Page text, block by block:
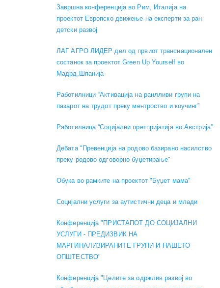
Завршна конференција во Рим, Италија на
проектот Европско движење на експерти за ран
детски развој
ЛАГ АГРО ЛИДЕР дел од првиот транснационален
состанок за проектот Green Up Yourself во
Мадрд,Шпанија
Работилници “Активација на ранлливи групи на
пазарот на трудот преку ментроство и коучинг”
Работилница “Социјални претпријатија во Австрија”
Дебата "Превенција на родово базирано насилство
преку родово одговорно буџетирање"
Обука во рамките на проектот "Буџет мама"
Социјални услуги за аутистични деца и млади
Конференција "ПРИСТАПОТ ДО СОЦИЈАЛНИ
УСЛУГИ - ПРЕДИЗВИК НА
МАРГИНАЛИЗИРАНИТЕ ГРУПИ И НАШЕТО
ОПШТЕСТВО"
Конференција "Целите за одржлив развој во